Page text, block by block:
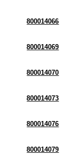
800014066
800014069
800014070
800014073
800014076
800014079